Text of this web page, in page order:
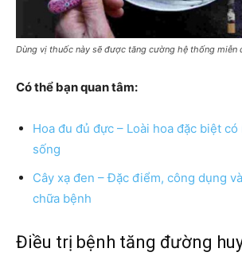
Dùng vị thuốc này sẽ được tăng cường hệ thống miễn
Có thể bạn quan tâm:
Hoa đu đủ đực – Loài hoa đặc biệt
sống
Cây xạ đen – Đặc điểm, công dụng
chữa bệnh
Điều trị bệnh tăng đường